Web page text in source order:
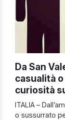
Da San
casualità o
curiosità
ITALIA –
o sussurrato